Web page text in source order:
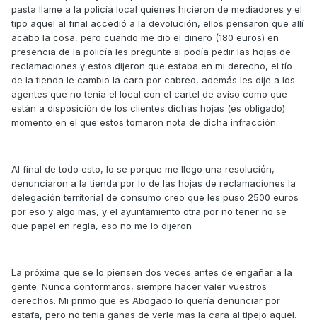
pasta llame a la policía local quienes hicieron de mediadores y el
tipo aquel al final accedió a la devolución, ellos pensaron que allí
acabo la cosa, pero cuando me dio el dinero (180 euros) en
presencia de la policía les pregunte si podía pedir las hojas de
reclamaciones y estos dijeron que estaba en mi derecho, el tío
de la tienda le cambio la cara por cabreo, además les dije a los
agentes que no tenia el local con el cartel de aviso como que
están a disposición de los clientes dichas hojas (es obligado)
momento en el que estos tomaron nota de dicha infracción.
Al final de todo esto, lo se porque me llego una resolución,
denunciaron a la tienda por lo de las hojas de reclamaciones la
delegación territorial de consumo creo que les puso 2500 euros
por eso y algo mas, y el ayuntamiento otra por no tener no se
que papel en regla, eso no me lo dijeron
La próxima que se lo piensen dos veces antes de engañar a la
gente. Nunca conformaros, siempre hacer valer vuestros
derechos. Mi primo que es Abogado lo quería denunciar por
estafa, pero no tenia ganas de verle mas la cara al tipejo aquel.